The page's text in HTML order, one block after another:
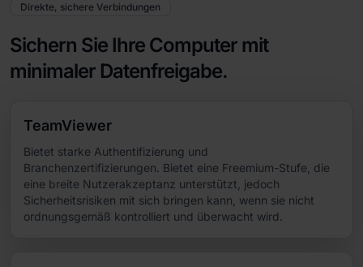
Direkte, sichere Verbindungen
Sichern Sie Ihre Computer mit
minimaler Datenfreigabe.
TeamViewer
Bietet starke Authentifizierung und
Branchenzertifizierungen. Bietet eine Freemium-Stufe, die
eine breite Nutzerakzeptanz unterstützt, jedoch
Sicherheitsrisiken mit sich bringen kann, wenn sie nicht
ordnungsgemäß kontrolliert und überwacht wird.